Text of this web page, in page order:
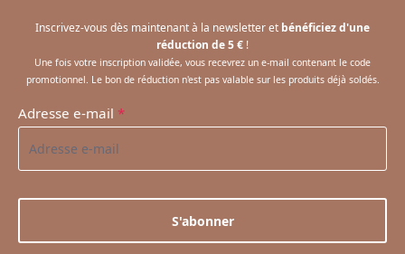
Inscrivez-vous dès maintenant à la newsletter et bénéficiez d'une
réduction de 5 € !
Une fois votre inscription validée, vous recevrez un e-mail contenant le code
promotionnel. Le bon de réduction n'est pas valable sur les produits déjà soldés.
Adresse e-mail *
S'abonner